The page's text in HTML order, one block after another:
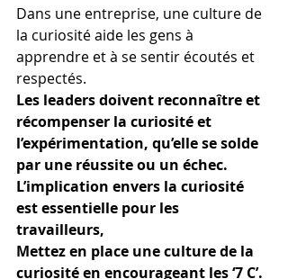
Dans une entreprise, une culture de
la curiosité aide les gens à
apprendre et à se sentir écoutés et
respectés.
Les leaders doivent reconnaître et
récompenser la curiosité et
l’expérimentation, qu’elle se solde
par une réussite ou un échec.
L’implication envers la curiosité
est essentielle pour les
travailleurs,
Mettez en place une culture de la
curiosité en encourageant les ‘7 C’.